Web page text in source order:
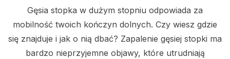
Gęsia stopka w dużym stopniu odpowiada za
mobilność twoich kończyn dolnych. Czy wiesz gdzie
się znajduje i jak o nią dbać? Zapalenie gęsiej stopki ma
bardzo nieprzyjemne objawy, które utrudniają